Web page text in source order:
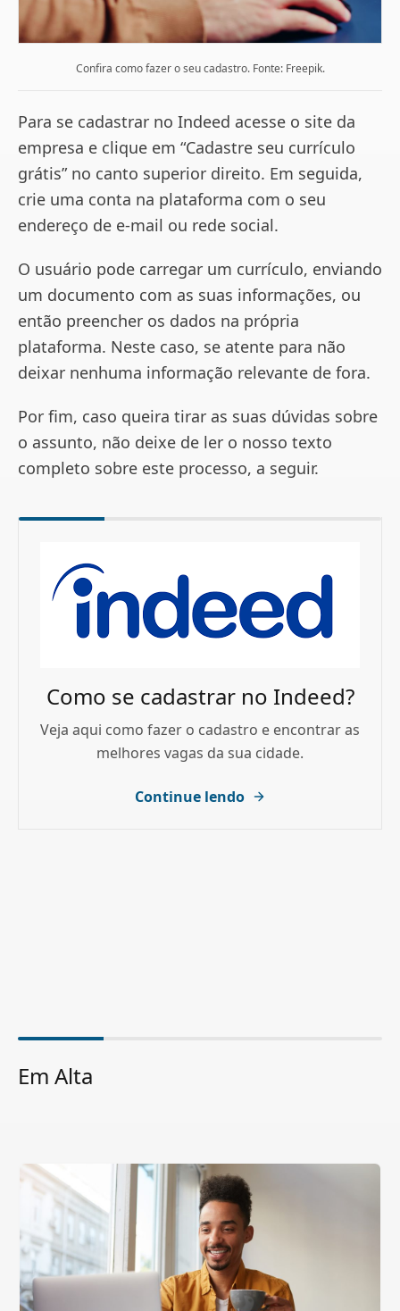
Confira como fazer o seu cadastro. Fonte: Freepik.
Para se cadastrar no Indeed acesse o site da
empresa e clique em “Cadastre seu currículo
grátis” no canto superior direito. Em seguida,
crie uma conta na plataforma com o seu
endereço de e-mail ou rede social.
O usuário pode carregar um currículo, enviando
um documento com as suas informações, ou
então preencher os dados na própria
plataforma. Neste caso, se atente para não
deixar nenhuma informação relevante de fora.
Por fim, caso queira tirar as suas dúvidas sobre
o assunto, não deixe de ler o nosso texto
completo sobre este processo, a seguir.
Como se cadastrar no Indeed?
Veja aqui como fazer o cadastro e encontrar as
melhores vagas da sua cidade.
Continue lendo
Em Alta